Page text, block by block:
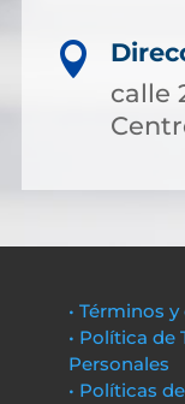

calle
• Términos
• Política de
Personales
• Políticas